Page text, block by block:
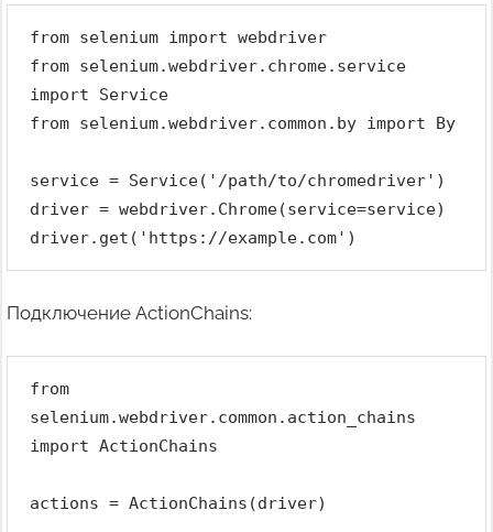
from selenium import webdriver
from selenium.webdriver.chrome.service
import Service
from selenium.webdriver.common.by import By
service = Service('/path/to/chromedriver')
driver = webdriver.Chrome(service=service)
driver.get('https://example.com')
Подключение ActionChains:
from
selenium.webdriver.common.action_chains
import ActionChains
actions = ActionChains(driver)